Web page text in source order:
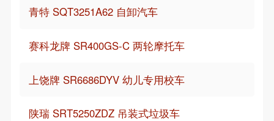
青特 SQT3251A62 自卸汽车
赛科龙牌 SR400GS-C 两轮摩托车
上饶牌 SR6686DYV 幼儿专用校车
陕瑞 SRT5250ZDZ 吊装式垃圾车